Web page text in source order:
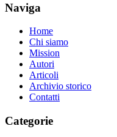
Naviga
Home
Chi siamo
Mission
Autori
Articoli
Archivio storico
Contatti
Categorie